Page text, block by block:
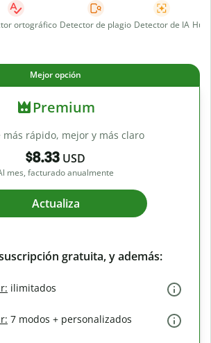
ortográfico Detector de plagio Detector de IA
Mejor opción
Premium
más rápido, mejor y más claro
$8.33 USD
mes, facturado anualmente
Actualiza
gratuita, y además:
ilimitados
7 modos + personalizados